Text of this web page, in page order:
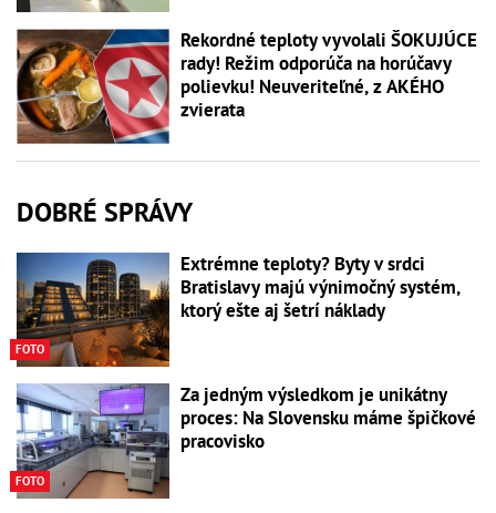
Rekordné teploty vyvolali ŠOKUJÚCE
rady! Režim odporúča na horúčavy
polievku! Neuveriteľné, z AKÉHO
zvierata
DOBRÉ SPRÁVY
FOTO
Extrémne teploty? Byty v srdci
Bratislavy majú výnimočný systém,
ktorý ešte aj šetrí náklady
FOTO
Za jedným výsledkom je unikátny
proces: Na Slovensku máme špičkové
pracovisko